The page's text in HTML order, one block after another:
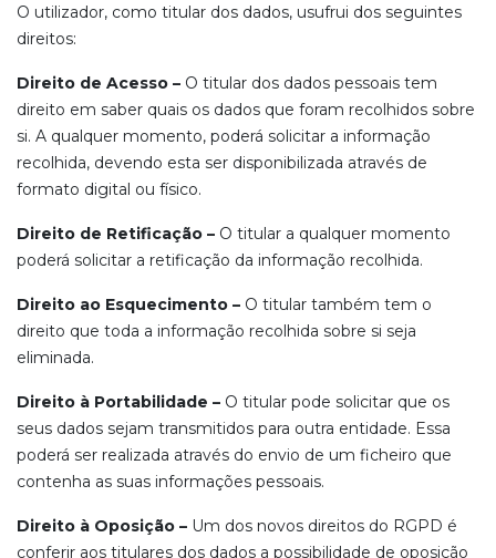
O utilizador, como titular dos dados, usufrui dos seguintes
direitos:
Direito de Acesso – O titular dos dados pessoais tem
direito em saber quais os dados que foram recolhidos sobre
si. A qualquer momento, poderá solicitar a informação
recolhida, devendo esta ser disponibilizada através de
formato digital ou físico.
Direito de Retificação – O titular a qualquer momento
poderá solicitar a retificação da informação recolhida.
Direito ao Esquecimento – O titular também tem o
direito que toda a informação recolhida sobre si seja
eliminada.
Direito à Portabilidade – O titular pode solicitar que os
seus dados sejam transmitidos para outra entidade. Essa
poderá ser realizada através do envio de um ficheiro que
contenha as suas informações pessoais.
Direito à Oposição – Um dos novos direitos do RGPD é
conferir aos titulares dos dados a possibilidade de oposição